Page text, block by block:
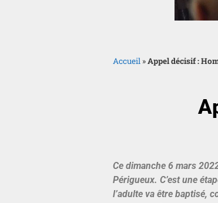
Accueil »Appel décisif :
Ce dimanche 6 mars
Périgueux. C’est une
l’adulte va être baptisé,